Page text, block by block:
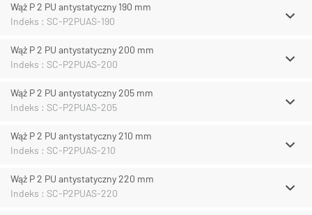
Wąż P 2 PU antystatyczny 190 mm
Indeks : SC-P2PUAS-190
Wąż P 2 PU antystatyczny 200 mm
Indeks : SC-P2PUAS-200
Wąż P 2 PU antystatyczny 205 mm
Indeks : SC-P2PUAS-205
Wąż P 2 PU antystatyczny 210 mm
Indeks : SC-P2PUAS-210
Wąż P 2 PU antystatyczny 220 mm
Indeks : SC-P2PUAS-220